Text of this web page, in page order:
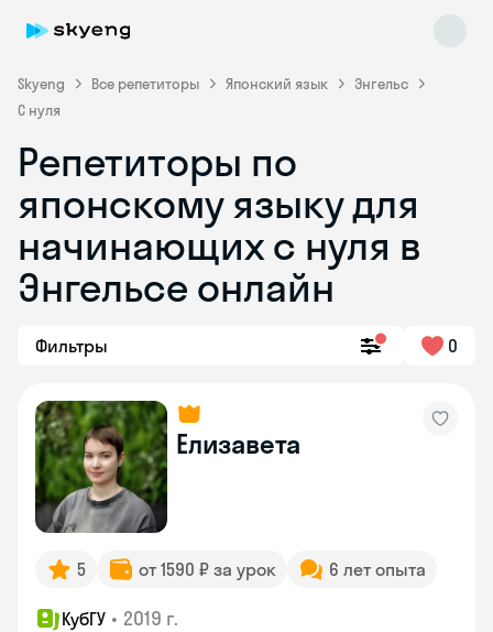
Skyeng Все репетиторы Японский язык
Энгельс
С нуля
Репетиторы по
японскому языку для
начинающих с нуля в
Энгельсе онлайн
Фильтры 0
Елизавета
5 от 1590 ₽ за урок 6 лет опыта
КубГУ • 2019 г.
Skyeng Chat